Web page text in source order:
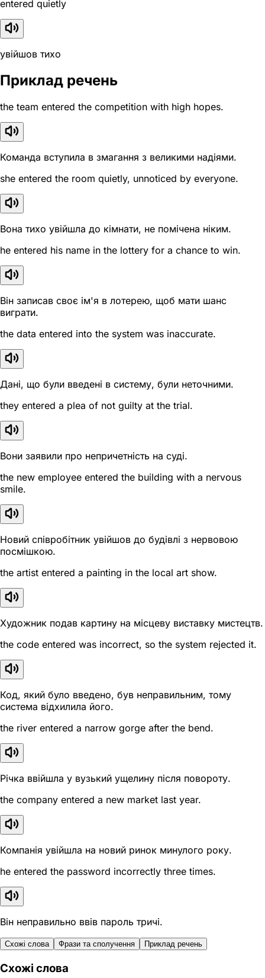
entered quietly
увійшов тихо
Приклад речень
the team entered the competition with high hopes.
Команда вступила в змагання з великими надіями.
she entered the room quietly, unnoticed by everyone.
Вона тихо увійшла до кімнати, не помічена ніким.
he entered his name in the lottery for a chance to win.
Він записав своє ім'я в лотерею, щоб мати шанс
виграти.
the data entered into the system was inaccurate.
Дані, що були введені в систему, були неточними.
they entered a plea of not guilty at the trial.
Вони заявили про непричетність на суді.
the new employee entered the building with a nervous
smile.
Новий співробітник увійшов до будівлі з нервовою
посмішкою.
the artist entered a painting in the local art show.
Художник подав картину на місцеву виставку мистецтв.
the code entered was incorrect, so the system rejected it.
Код, який було введено, був неправильним, тому
система відхилила його.
the river entered a narrow gorge after the bend.
Річка ввійшла у вузький ущелину після повороту.
the company entered a new market last year.
Компанія увійшла на новий ринок минулого року.
he entered the password incorrectly three times.
Він неправильно ввів пароль тричі.
Схожі слова Фрази та сполучення Приклад речень
Схожі слова